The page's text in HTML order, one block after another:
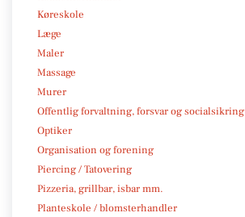
Køreskole
Læge
Maler
Massage
Murer
Offentlig forvaltning, forsvar og socialsikring
Optiker
Organisation og forening
Piercing / Tatovering
Pizzeria, grillbar, isbar mm.
Planteskole / blomsterhandler